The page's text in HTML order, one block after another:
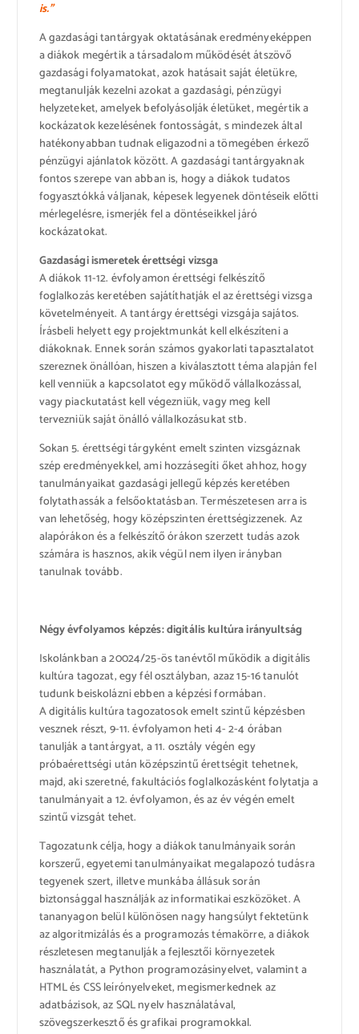
is.”
A gazdasági tantárgyak oktatásának eredményeképpen
a diákok megértik a társadalom működését átszövő
gazdasági folyamatokat, azok hatásait saját életükre,
megtanulják kezelni azokat a gazdasági, pénzügyi
helyzeteket, amelyek befolyásolják életüket, megértik a
kockázatok kezelésének fontosságát, s mindezek által
hatékonyabban tudnak eligazodni a tömegében érkező
pénzügyi ajánlatok között. A gazdasági tantárgyaknak
fontos szerepe van abban is, hogy a diákok tudatos
fogyasztókká váljanak, képesek legyenek döntéseik előtti
mérlegelésre, ismerjék fel a döntéseikkel járó
kockázatokat.
Gazdasági ismeretek érettségi vizsga
A diákok 11-12. évfolyamon érettségi felkészítő
foglalkozás keretében sajátíthatják el az érettségi vizsga
követelményeit. A tantárgy érettségi vizsgája sajátos.
Írásbeli helyett egy projektmunkát kell elkészíteni a
diákoknak. Ennek során számos gyakorlati tapasztalatot
szereznek önállóan, hiszen a kiválasztott téma alapján fel
kell venniük a kapcsolatot egy működő vállalkozással,
vagy piackutatást kell végezniük, vagy meg kell
tervezniük saját önálló vállalkozásukat stb.
Sokan 5. érettségi tárgyként emelt szinten vizsgáznak
szép eredményekkel, ami hozzásegíti őket ahhoz, hogy
tanulmányaikat gazdasági jellegű képzés keretében
folytathassák a felsőoktatásban. Természetesen arra is
van lehetőség, hogy középszinten érettségizzenek. Az
alapórákon és a felkészítő órákon szerzett tudás azok
számára is hasznos, akik végül nem ilyen irányban
tanulnak tovább.
Négy évfolyamos képzés: digitális kultúra irányultság
Iskolánkban a 20024/25-ös tanévtől működik a digitális
kultúra tagozat, egy fél osztályban, azaz 15-16 tanulót
tudunk beiskolázni ebben a képzési formában.
A digitális kultúra tagozatosok emelt szintű képzésben
vesznek részt, 9-11. évfolyamon heti 4- 2-4 órában
tanulják a tantárgyat, a 11. osztály végén egy
próbaérettségi után középszintű érettségit tehetnek,
majd, aki szeretné, fakultációs foglalkozásként folytatja a
tanulmányait a 12. évfolyamon, és az év végén emelt
szintű vizsgát tehet.
Tagozatunk célja, hogy a diákok tanulmányaik során
korszerű, egyetemi tanulmányaikat megalapozó tudásra
tegyenek szert, illetve munkába állásuk során
biztonsággal használják az informatikai eszközöket. A
tananyagon belül különösen nagy hangsúlyt fektetünk
az algoritmizálás és a programozás témakörre, a diákok
részletesen megtanulják a fejlesztői környezetek
használatát, a Python programozásinyelvet, valamint a
HTML és CSS leírónyelveket, megismerkednek az
adatbázisok, az SQL nyelv használatával,
szövegszerkesztő és grafikai programokkal.